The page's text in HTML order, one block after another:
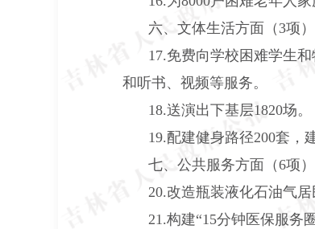
六、文体生活方面（ 3项）
17.免费向学校困难学生
和听书、视频等服务。
18.送演出下基层1820场。
19.配建健身路径200套，
七、公共服务方面（6项）
20.改造瓶装液化石油气居
21.构建“15分钟医保服务